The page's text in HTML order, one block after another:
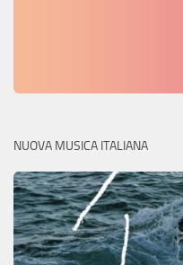
NUOVA MUSICA ITALIANA